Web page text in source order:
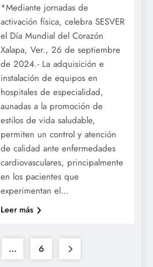
*Mediante jornadas de
activación física, celebra SESVER
el Día Mundial del Corazón
Xalapa, Ver., 26 de septiembre
de 2024.- La adquisición e
instalación de equipos en
hospitales de especialidad,
aunadas a la promoción de
estilos de vida saludable,
permiten un control y atención
de calidad ante enfermedades
cardiovasculares, principalmente
en los pacientes que
experimentan el…
Leer más
… 6